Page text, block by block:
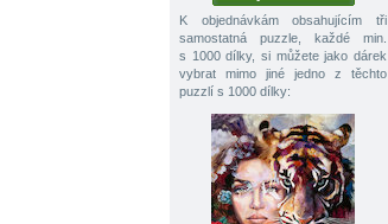
K objednávkám obsahujícím tři
samostatná puzzle, každé min.
s 1000 dílky, si můžete jako dárek
vybrat mimo jiné jedno z těchto
puzzlí s 1000 dílky: